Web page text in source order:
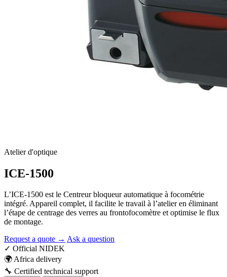
Atelier d'optique
ICE-1500
L’ICE-1500 est le Centreur bloqueur automatique à focométrie
intégré. Appareil complet, il facilite le travail à l’atelier en éliminant
l’étape de centrage des verres au frontofocomètre et optimise le flux
de montage.
Request a quote → Ask a question
✓ Official NIDEK
🌍Africa delivery
🔧 Certified technical support